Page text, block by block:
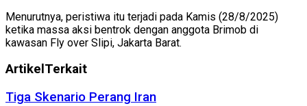
Menurutnya, peristiwa itu terjadi pada Kamis (28/8/2025)
ketika massa aksi bentrok dengan anggota Brimob di
kawasan Fly over Slipi, Jakarta Barat.
Artikel Terkait
Tiga Skenario Perang Iran